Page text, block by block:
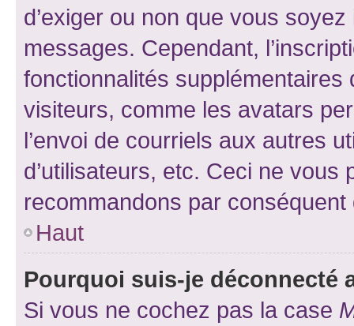
d’exiger ou non que vous
messages. Cependant,
fonctionnalités
visiteurs, comme les avatars
l’envoi de courriels aux autres
d’utilisateurs, etc. Ceci ne vous
recommandons par conséquent
Haut
Pourquoi suis-je déconnecté
Si vous ne cochez pas la case